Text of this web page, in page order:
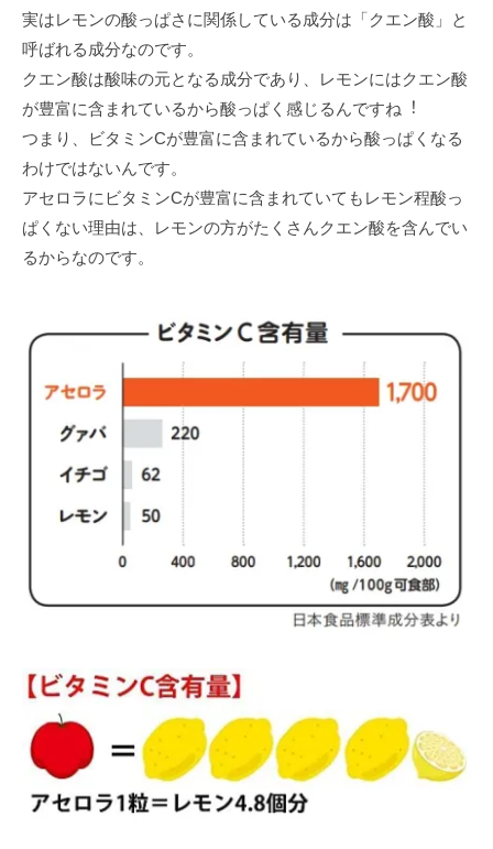
実はレモンの酸っぱさに関係している成分は「クエン酸」と
呼ばれる成分なのです。
クエン酸は酸味の元となる成分であり、レモンにはクエン酸
が豊富に含まれているから酸っぱく感じるんですね︕
つまり、ビタミンCが豊富に含まれているから酸っぱくなる
わけではないんです。
アセロラにビタミンCが豊富に含まれていてもレモン程酸っ
ぱくない理由は、レモンの⽅がたくさんクエン酸を含んでい
るからなのです。